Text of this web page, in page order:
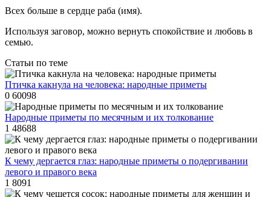
Всех больше в сердце раба (имя).
Используя заговор, можно вернуть спокойствие и любовь в
семью.
Статьи по теме
Птичка какнула на человека: народные приметы
0 60098
Народные приметы по месячным и их толкование
1 48688
К чему дергается глаз: народные приметы о подергивании
левого и правого века
1 8091